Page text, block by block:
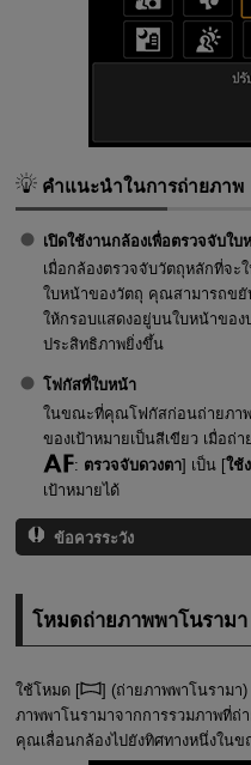
คำแนะนำในการถ่ายภาพ
เปิดใช้งานกล้องเพื่อตรวจจับใบ
เมื่อกล้องตรวจจับวัตถุหลักที่จะ
ใบหน้าของวัตถุ คุณสามารถขยั
ให้กรอบแสดงอยู่บนใบหน้าของ
ประสิทธิภาพยิ่งขึ้น
โฟกัสที่ใบหน้า
ในขณะที่คุณโฟกัสก่อนถ่ายภาพ
ของเป้าหมายเป็นสีเขียว เมื่อ
: ตรวจจับดวงตา] เป็น [ใช้
เป้าหมายได้
ข้อควรระวัง
โหมดถ่ายภาพพาโนรามา
ใช้โหมด [ ] (ถ่ายภาพพาโนรามา)
ภาพพาโนรามาจากการรวมภาพที่ถ่
คุณเลื่อนกล้องไปยังทิศทางหนึ่งใน